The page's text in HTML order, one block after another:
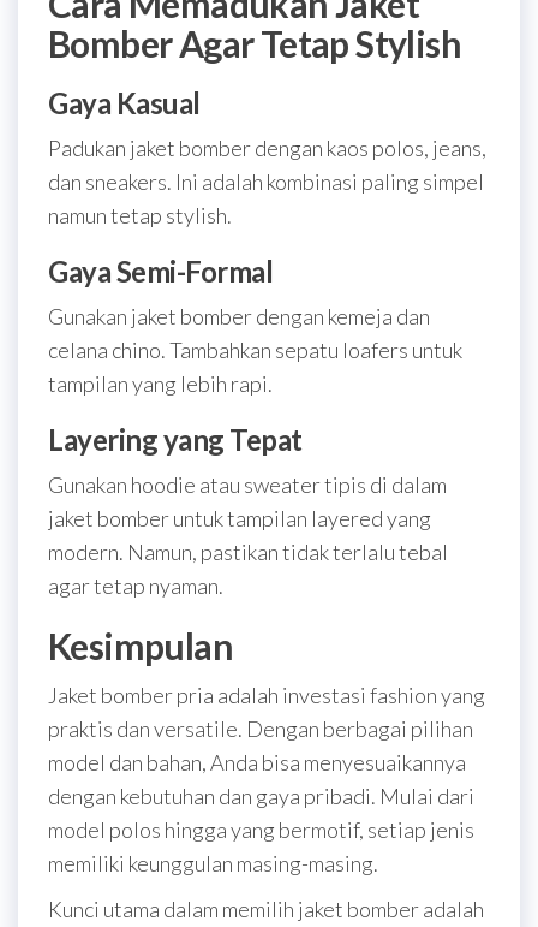
Bomber Agar Tetap Stylish
Gaya Kasual
Padukan jaket bomber dengan kaos polos, jeans,
dan sneakers. Ini adalah kombinasi paling simpel
namun tetap stylish.
Gaya Semi-Formal
Gunakan jaket bomber dengan kemeja dan
celana chino. Tambahkan sepatu loafers untuk
tampilan yang lebih rapi.
Layering yang Tepat
Gunakan hoodie atau sweater tipis di dalam
jaket bomber untuk tampilan layered yang
modern. Namun, pastikan tidak terlalu tebal
agar tetap nyaman.
Kesimpulan
Jaket bomber pria adalah investasi fashion yang
praktis dan versatile. Dengan berbagai pilihan
model dan bahan, Anda bisa menyesuaikannya
dengan kebutuhan dan gaya pribadi. Mulai dari
model polos hingga yang bermotif, setiap jenis
memiliki keunggulan masing-masing.
Kunci utama dalam memilih jaket bomber adalah